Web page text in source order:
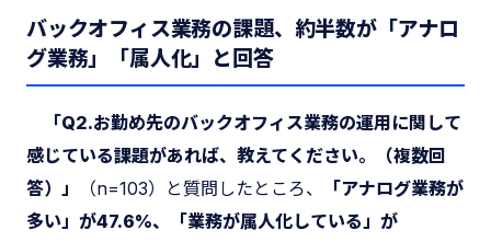
バックオフィス業務の課題、約半数が「アナロ
グ業務」「属人化」と回答
「Q2.お勤め先のバックオフィス業務の運用に関して
感じている課題があれば、教えてください。（複数回
答）」
（n=103）と質問したところ、
「アナログ業務が
多い」が47.6%、「業務が属人化している」が